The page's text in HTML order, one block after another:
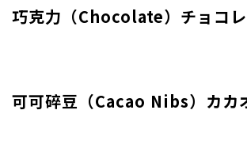
巧克力（Chocolate）チョコ
可可碎豆（Cacao Nibs）カカ